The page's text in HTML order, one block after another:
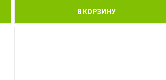
В КОРЗИНУ